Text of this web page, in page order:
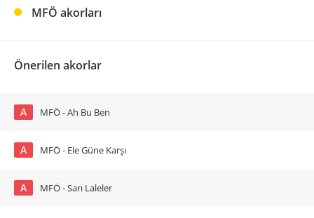
MFÖ akorları
Önerilen akorlar
A MFÖ - Ah Bu Ben
A MFÖ - Ele Güne Karşı
A MFÖ - Sarı Laleler